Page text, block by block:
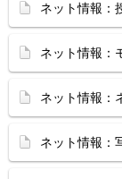
ネット情報：
ネット情報：
ネット情報：
ネット情報：